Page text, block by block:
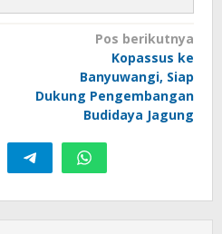
Pos berikutnya
Kopassus ke
Banyuwangi, Siap
Dukung Pengembangan
Budidaya Jagung